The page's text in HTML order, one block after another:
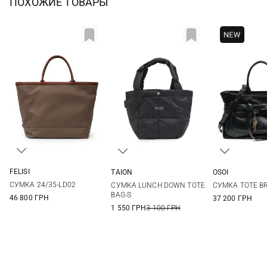
FELISI
СУМКА 24/35-LD02
46 800 ГРН
TAION
СУМКА LUNCH DOWN TOTE
BAG-S
1 550 ГРН3 100 ГРН
OSOI
СУМКА TOTE
37 200 ГРН